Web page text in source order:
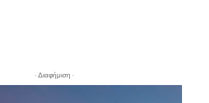
- Διαφήμιση -